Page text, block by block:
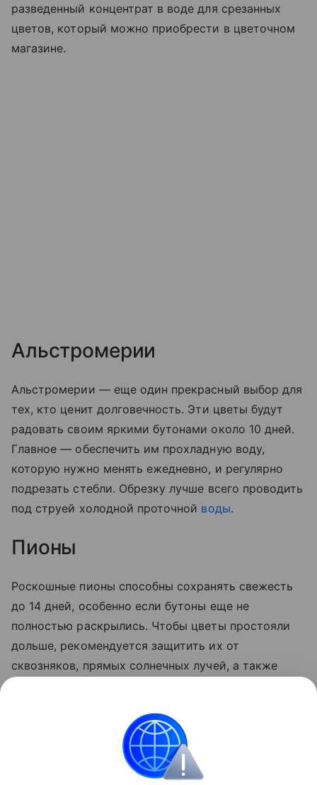
разведенный концентрат в воде для срезанных
цветов, который можно приобрести в цветочном
магазине.
Альстромерии
Альстромерии — еще один прекрасный выбор для
тех, кто ценит долговечность. Эти цветы будут
радовать своим яркими бутонами около 10 дней.
Главное — обеспечить им прохладную воду,
которую нужно менять ежедневно, и регулярно
подрезать стебли. Обрезку лучше всего проводить
под струей холодной проточной воды.
Пионы
Роскошные пионы способны сохранять свежесть
до 14 дней, особенно если бутоны еще не
полностью раскрылись. Чтобы цветы простояли
дольше, рекомендуется защитить их от
сквозняков, прямых солнечных лучей, а также
рекомендуется менять раз в два дня,
одновременно подрезая стебли.